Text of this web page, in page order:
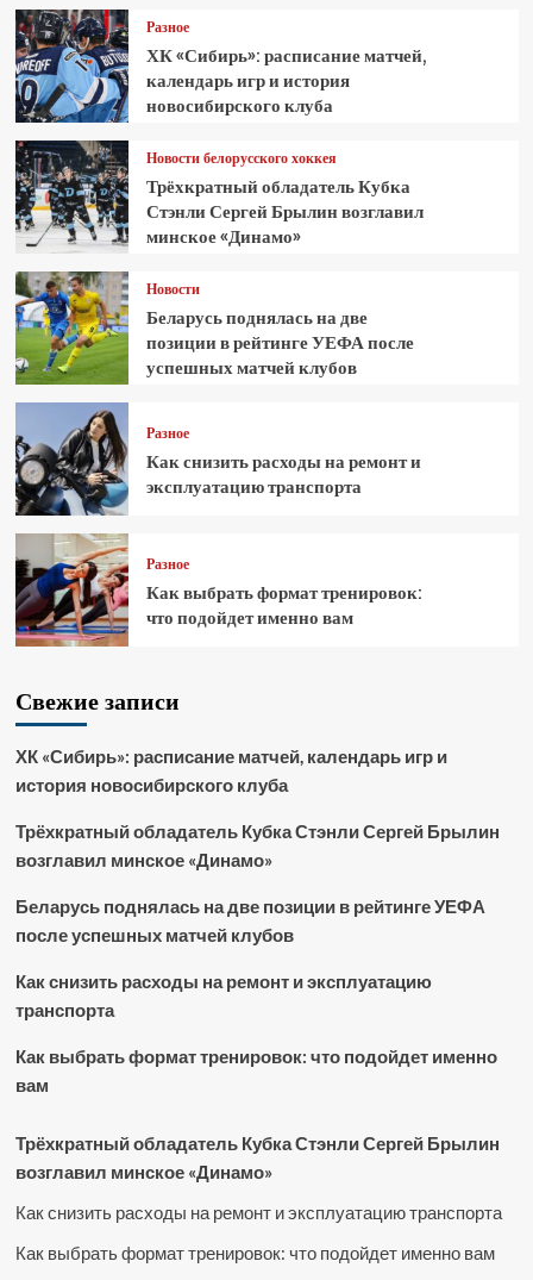
Разное
ХК «Сибирь»: расписание матчей,
календарь игр и история
новосибирского клуба
Новости белорусского хоккея
Трёхкратный обладатель Кубка
Стэнли Сергей Брылин возглавил
минское «Динамо»
Новости
Беларусь поднялась на две
позиции в рейтинге УЕФА после
успешных матчей клубов
Разное
Как снизить расходы на ремонт и
эксплуатацию транспорта
Разное
Как выбрать формат тренировок:
что подойдет именно вам
Свежие записи
ХК «Сибирь»: расписание матчей, календарь игр и
история новосибирского клуба
Трёхкратный обладатель Кубка Стэнли Сергей Брылин
возглавил минское «Динамо»
Беларусь поднялась на две позиции в рейтинге УЕФА
после успешных матчей клубов
Как снизить расходы на ремонт и эксплуатацию
транспорта
Как выбрать формат тренировок: что подойдет именно
вам
Трёхкратный обладатель Кубка Стэнли Сергей Брылин
возглавил минское «Динамо»
Как снизить расходы на ремонт и эксплуатацию транспорта
Как выбрать формат тренировок: что подойдет именно вам